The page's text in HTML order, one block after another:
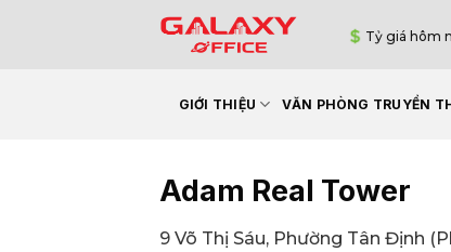
Tỷ giá hôm
GIỚI THIỆU VĂN PHÒNG TRUYỀN
Adam Real Tower
9 Võ Thị Sáu, Phường Tân Định